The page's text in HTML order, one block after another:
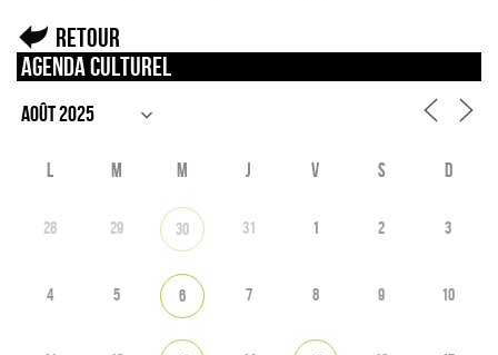
Retour
Agenda culturel
L M M J V S D
28 29 30 31 1 2 3
4 5 6 7 8 9 10